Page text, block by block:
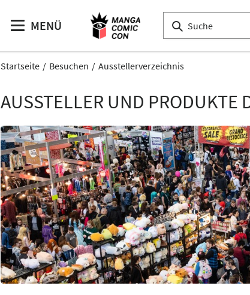
MENÜ
Startseite Besuchen Ausstellerverzeichnis
AUSSTELLER UND PRODUKTE